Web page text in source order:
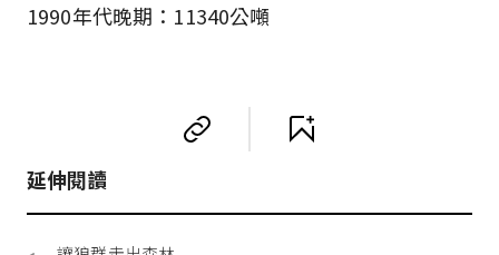
1990年代晚期：11340公噸
延伸閱讀